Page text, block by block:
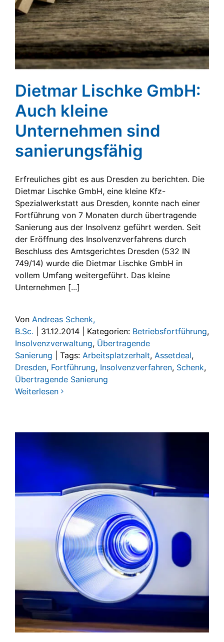
Dietmar Lischke GmbH:
Auch kleine
Unternehmen sind
sanierungsfähig
Erfreuliches gibt es aus Dresden zu berichten. Die
Dietmar Lischke GmbH, eine kleine Kfz-
Spezialwerkstatt aus Dresden, konnte nach einer
Fortführung von 7 Monaten durch übertragende
Sanierung aus der Insolvenz geführt werden. Seit
der Eröffnung des Insolvenzverfahrens durch
Beschluss des Amtsgerichtes Dresden (532 IN
749/14) wurde die Dietmar Lischke GmbH in
vollem Umfang weitergeführt. Das kleine
Unternehmen [...]
Von Andreas Schenk,
B.Sc.
31.12.2014 Kategorien: Betriebsfortführung,
Insolvenzverwaltung, Übertragende
Sanierung
Tags: Arbeitsplatzerhalt, Assetdeal,
Dresden, Fortführung, Insolvenzverfahren, Schenk,
Übertragende Sanierung
Weiterlesen